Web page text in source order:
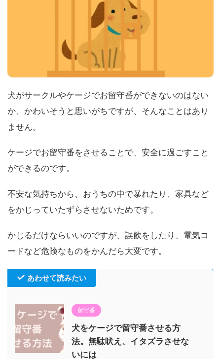
犬がサークルやケージでお留守番ができないのはない
か、かわいそうと思いがちですが、そんなことはあり
ません。
ケージでお留守番をさせることで、安全に過ごすこと
ができるのです。
不安な気持ちから、おうちの中で暴れたり、家具など
をかじっていたずらさせないためです。
かじるだけならいいのですが、誤飲をしたり、電気コ
ードなど危険なものをかんだら大変です。
あわせて読みたい
留守番
犬をケージで留守番させる方
法。無駄吠え、イタズラさせな
いには